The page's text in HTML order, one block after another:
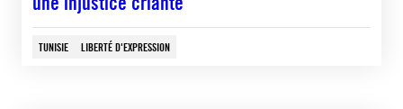
TUNISIE LIBERTÉ D'EXPRESSION